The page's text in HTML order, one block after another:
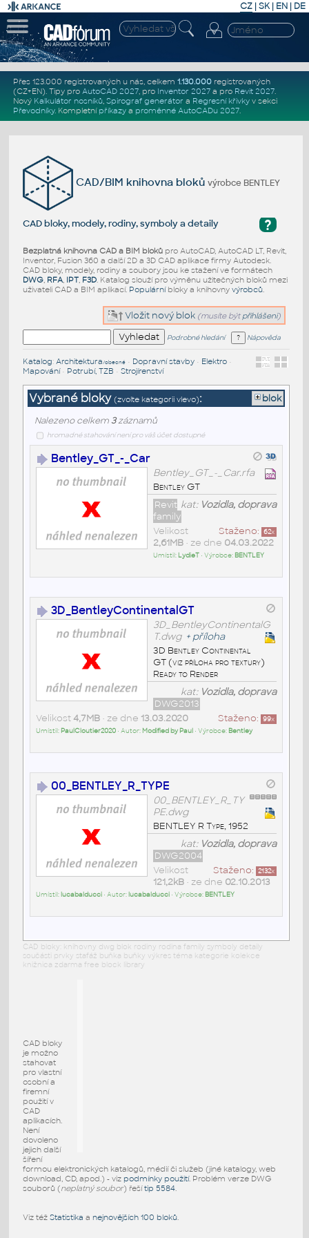
CZ | SK| EN | DE
Přes 123.000 registrovaných u nás, celkem 1.130.000registrovaných
(CZ+EN). Tipy pro AutoCAD 2027, pro Inventor 2027a pro Revit 2027.
Nový Kalkulátor nosníků, Spirograf generátor a Regresní křivkyv sekci
Převodníky. Kompletní příkazya proměnné AutoCADu 2027.
CAD/BIM knihovna blokůvýrobce BENTLEY
?
CAD bloky, modely, rodiny, symboly a detaily
Bezplatná knihovna CAD a BIM blokůpro AutoCAD, AutoCAD LT, Revit,
Inventor, Fusion 360 a další 2D a 3D CAD aplikace firmy Autodesk.
CAD bloky, modely, rodiny a soubory jsou ke stažení ve formátech
DWG, RFA, IPT, F3D. Katalog slouží pro výměnu užitečných bloků mezi
uživateli CAD a BIM aplikací. Populárníbloky a knihovny výrobců.
Vložit nový blok (musíte být přihlášeni)
Podrobné hledání Nápověda
Katalog: Architektura/obecné• Dopravní stavby• Elektro•
Mapování• Potrubí, TZB • Strojírenství
Vybrané bloky (zvolte kategorii vlevo): blok
Nalezeno celkem 3záznamů
hromadné stahování není pro váš účet dostupné
Bentley_GT_-_Car
Bentley_GT_-_Car.rfa
Bentley GT
kat: Vozidla, doprava
Revit
family
Staženo: 62x
Velikost
2,61MB• ze dne 04.03.2022
Umístil: LydieT• Výrobce: BENTLEY
3D_BentleyContinentalGT
3D_BentleyContinentalG
T.dwg + příloha
3D Bentley Continental
GT (viz příloha pro textury)
Ready to Render
kat: Vozidla, doprava
DWG2013
Staženo: 99x
Velikost 4,7MB• ze dne 13.03.2020
Umístil: PaulCloutier2020• Autor: Modified by Paul • Výrobce: Bentley
00_BENTLEY_R_TYPE
00_BENTLEY_R_TY
PE.dwg
BENTLEY R Type, 1952
kat: Vozidla, doprava
DWG2004
Staženo: 2132x
Velikost
121,2kB• ze dne 02.10.2013
Umístil: lucabalducci• Autor: lucabalducci• Výrobce: BENTLEY
CAD bloky: knihovny dwg blok rodiny rodina family symboly detaily
součásti prvky stafáž buňka buňky výkres téma kategorie kolekce
knižnica zdarma free block library
CAD bloky
je možno
stahovat
pro vlastní
osobní a
firemní
použití v
CAD
aplikacích.
Není
dovoleno
jejich další
šíření
formou elektronických katalogů, médií či služeb (jiné katalogy, web
download, CD, apod.) - viz podmínky použití. Problém verze DWG
souborů (neplatný soubor) řešítip 5584.
Viz též Statistika a nejnovějších 100 bloků.